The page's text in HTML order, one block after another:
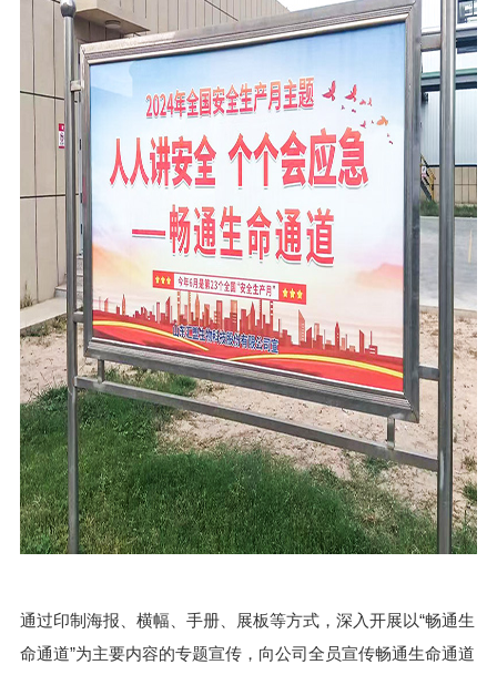
通过印制海报、横幅、手册、展板等方式，深入开展以“畅通生
命通道”为主要内容的专题宣传，向公司全员宣传畅通生命通道